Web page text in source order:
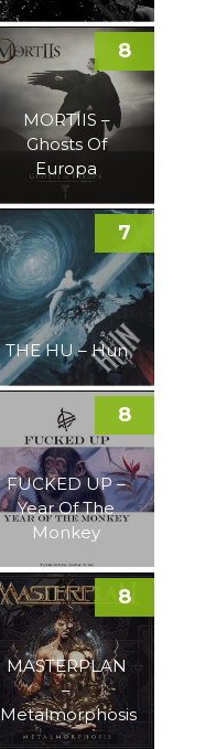
MORTIIS –
Ghosts Of
Europa
8
THE HU – Hun
7
FUCKED UP –
Year Of The
Monkey
8
MASTERPLAN
–
Metalmorphosis
8